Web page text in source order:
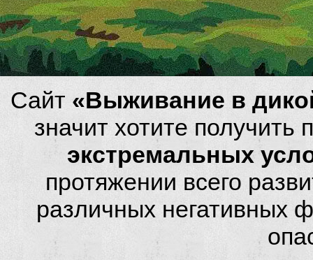
Сайт «Выживание в
значит хотите
экстремальных
протяжении всего
различных негативных